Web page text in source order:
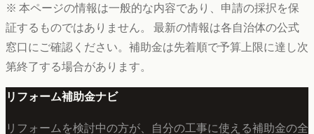
※ 本ページの情報は一般的な内容であり、申請の採択を保
証するものではありません。 最新の情報は各自治体の公式
窓口にご確認ください。補助金は先着順で予算上限に達し次
第終了する場合があります。
リフォーム補助金ナビ
リフォームを検討中の方が、自分の工事に使える補助金の全